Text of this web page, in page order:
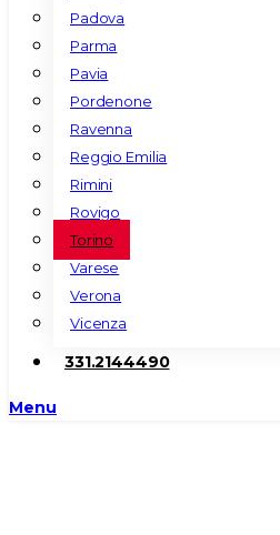
Padova
Parma
Pavia
Pordenone
Ravenna
Reggio Emilia
Rimini
Rovigo
Torino
Varese
Verona
Vicenza
331.2144490
Menu